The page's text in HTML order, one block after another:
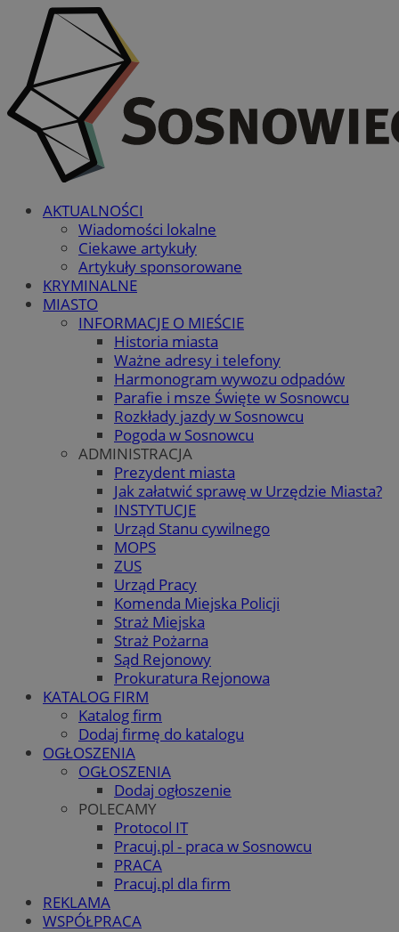
AKTUALNOŚCI
Wiadomości lokalne
Ciekawe artykuły
Artykuły sponsorowane
KRYMINALNE
MIASTO
INFORMACJE O MIEŚCIE
Historia miasta
Ważne adresy i telefony
Harmonogram wywozu odpadów
Parafie i msze Święte w Sosnowcu
Rozkłady jazdy w Sosnowcu
Pogoda w Sosnowcu
ADMINISTRACJA
Prezydent miasta
Jak załatwić sprawę w Urzędzie Miasta?
INSTYTUCJE
Urząd Stanu cywilnego
MOPS
ZUS
Urząd Pracy
Komenda Miejska Policji
Straż Miejska
Straż Pożarna
Sąd Rejonowy
Prokuratura Rejonowa
KATALOG FIRM
Katalog firm
Dodaj firmę do katalogu
OGŁOSZENIA
OGŁOSZENIA
Dodaj ogłoszenie
POLECAMY
Protocol IT
Pracuj.pl - praca w Sosnowcu
PRACA
Pracuj.pl dla firm
REKLAMA
WSPÓŁPRACA